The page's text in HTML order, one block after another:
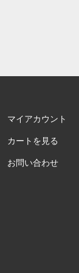
マイアカウント
カートを見る
お問い合わせ